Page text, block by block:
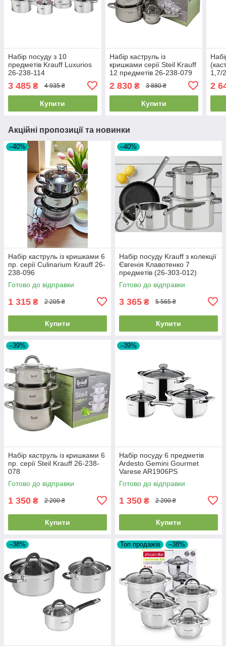
Набір посуду з 10
предметів Krauff Luxurios
26-238-114
3 485 ₴ 4 935 ₴
Купити
Набір каструль із
кришками серії Steil Krauff
12 предметів 26-238-079
2 830₴ 3 880 ₴
Купити
1,7/
2
Акційні пропозиції та новинки
–40%
Набір каструль із кришками 6
пр. серії Culinarium Krauff 26-
238-096
Готово до відправки
1 315 ₴ 2 205 ₴
Купити
–40%
Набір посуду Krauff з колекції
Євгенія Клавотенко 7
предметів (26-303-012)
Готово до відправки
3 365 ₴ 5 565 ₴
Купити
–39%
Набір каструль із кришками 6
пр. серії Steil Krauff 26-238-
078
Готово до відправки
1 350 ₴ 2 200 ₴
Купити
–39%
Набір посуду 6 предметів
Ardesto Gemini Gourmet
Varese AR1906PS
Готово до відправки
1 350 ₴ 2 200 ₴
Купити
–38% Топ продажів –38%